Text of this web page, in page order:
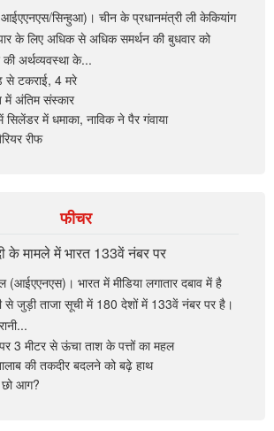
सिन्हुआ)। चीन के प्रधानमंत्री ली केकियांग
के लिए अधिक से अधिक समर्थन की बुधवार को
अर्थव्यवस्था के...
से टकराई, 4 मरे
में अंतिम संस्कार
सिलेंडर में धमाका, नाविक ने पैर गंवाया
रीफ
फीचर
के मामले में भारत 133वें नंबर पर
भारत में मीडिया लगातार दबाव में है
जुड़ी ताजा सूची में 180 देशों में 133वें नंबर पर है।
3 मीटर से ऊंचा ताश के पत्तों का महल
की तकदीर बदलने को बढ़े हाथ
छो आग?